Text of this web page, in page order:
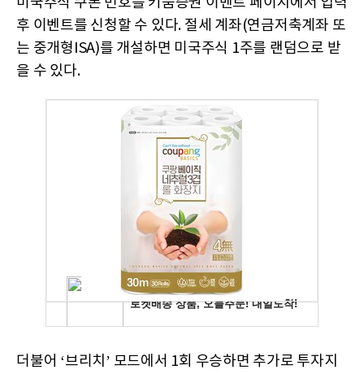
후 이벤트를 신청할 수 있다. 절세 계좌(연금저축계좌 또
는 중개형ISA)를 개설하면 미국주식 1주를 랜덤으로 받
을 수 있다.
더불어 ‘브리치’ 모드에서 1회 우승하면 추가로 투자지